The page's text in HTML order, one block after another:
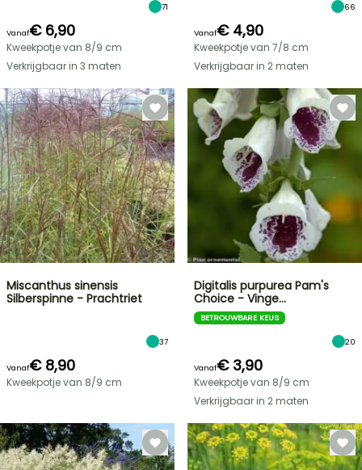
71
Vanaf€ 6,90
Kweekpotje van 8/9 cm
Verkrijgbaar in 3 maten
66
Vanaf€ 4,90
Kweekpotje van 7/8 cm
Verkrijgbaar in 2 maten
Miscanthus sinensis
Silberspinne - Prachtriet
37
Vanaf€ 8,90
Kweekpotje van 8/9 cm
Digitalis purpurea Pam's
Choice - Vinge…
BETROUWBARE KEUS
20
Vanaf€ 3,90
Kweekpotje van 8/9 cm
Verkrijgbaar in 2 maten